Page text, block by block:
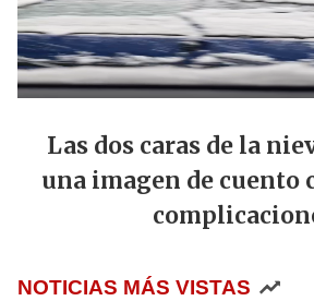
Las dos caras de la
una imagen de cuento
NOTICIAS MÁS VISTAS